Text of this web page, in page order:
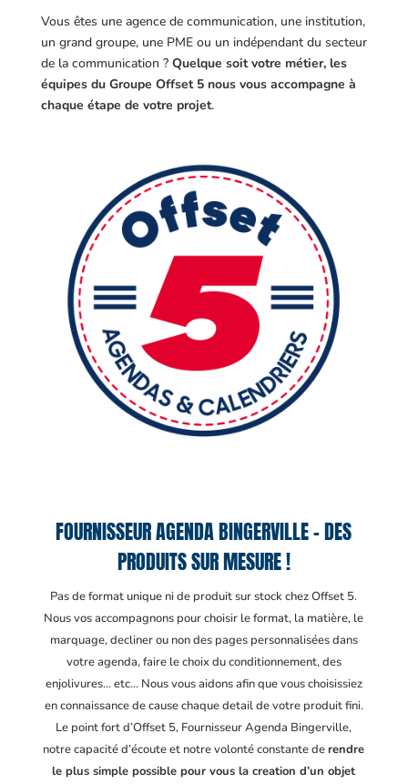
Vous êtes une agence de communication, une institution,
un grand groupe, une PME ou un indépendant du secteur
de la communication ? Quelque soit votre métier, les
équipes du Groupe Offset 5 nous vous accompagne à
chaque étape de votre projet.
FOURNISSEUR AGENDA BINGERVILLE – DES
PRODUITS SUR MESURE !
Pas de format unique ni de produit sur stock chez Offset 5.
Nous vos accompagnons pour choisir le format, la matière, le
marquage, decliner ou non des pages personnalisées dans
votre agenda, faire le choix du conditionnement, des
enjolivures… etc… Nous vous aidons afin que vous choisissiez
en connaissance de cause chaque detail de votre produit fini.
Le point fort d’Offset 5, Fournisseur Agenda Bingerville,
notre capacité d’écoute et notre volonté constante derendre
le plus simple possible pour vous la creation d’un objet